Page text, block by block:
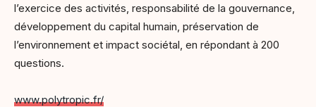
l’exercice des activités, responsabilité de la gouvernance,
développement du capital humain, préservation de
l’environnement et impact sociétal, en répondant à 200
questions.
www.polytropic.fr/